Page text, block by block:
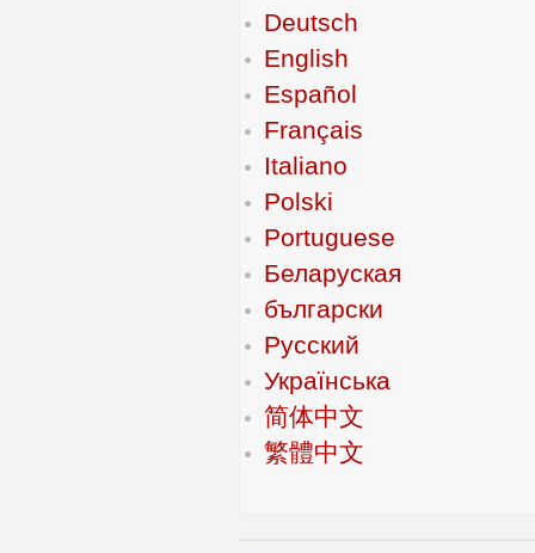
Deutsch
English
Español
Français
Italiano
Polski
Portuguese
Беларуская
български
Русский
Українська
简体中文
繁體中文